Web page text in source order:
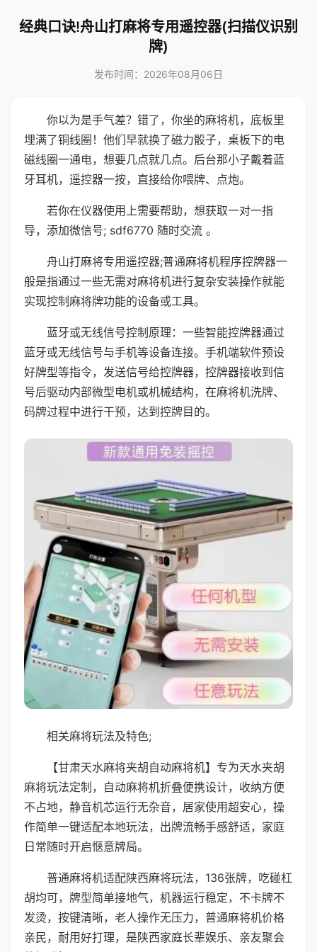
经典口诀!舟山打麻将专用遥控器(扫描仪识别
牌)
发布时间：2026年08月06日
你以为是手气差？错了，你坐的麻将机，底板里
埋满了铜线圈！他们早就换了磁力骰子，桌板下的电
磁线圈一通电，想要几点就几点。后台那小子戴着蓝
牙耳机，遥控器一按，直接给你喂牌、点炮。
若你在仪器使用上需要帮助，想获取一对一指
导，添加微信号; sdf6770 随时交流 。
舟山打麻将专用遥控器;普通麻将机程序控牌器一
般是指通过一些无需对麻将机进行复杂安装操作就能
实现控制麻将牌功能的设备或工具。
蓝牙或无线信号控制原理：一些智能控牌器通过
蓝牙或无线信号与手机等设备连接。手机端软件预设
好牌型等指令，发送信号给控牌器，控牌器接收到信
号后驱动内部微型电机或机械结构，在麻将机洗牌、
码牌过程中进行干预，达到控牌目的。
相关麻将玩法及特色;
【甘肃天水麻将夹胡自动麻将机】专为天水夹胡
麻将玩法定制，自动麻将机折叠便携设计，收纳方便
不占地，静音机芯运行无杂音，居家使用超安心，操
作简单一键适配本地玩法，出牌流畅手感舒适，家庭
日常随时开启惬意牌局。
普通麻将机适配陕西麻将玩法，136张牌，吃碰杠
胡均可，牌型简单接地气，机器运行稳定，不卡牌不
发烫，按键清晰，老人操作无压力，普通麻将机价格
亲民，耐用好打理，是陕西家庭长辈娱乐、亲友聚会